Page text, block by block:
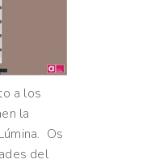
a los
la
Os
del